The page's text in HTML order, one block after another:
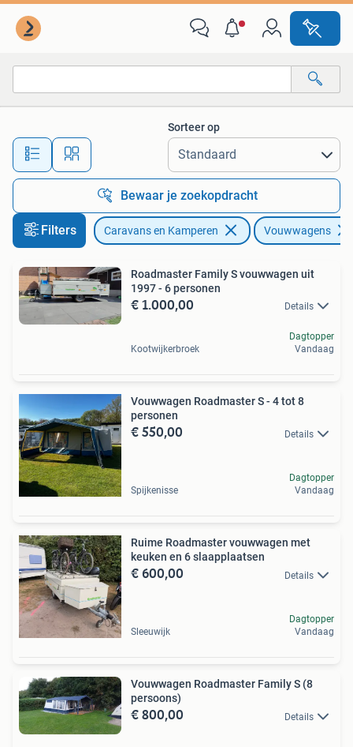
Alle afstanden…
Sorteer op
Bewaar je zoekopdracht
Filters Caravans en Kamperen Vouwwagens
Roadmaster Family S vouwwagen uit
1997 - 6 personen
€ 1.000,00 Details
Kootwijkerbroek
Dagtopper
Vandaag
Vouwwagen Roadmaster S - 4 tot 8
personen
€ 550,00 Details
Spijkenisse
Dagtopper
Vandaag
Ruime Roadmaster vouwwagen met
keuken en 6 slaapplaatsen
€ 600,00 Details
Sleeuwijk
Dagtopper
Vandaag
Vouwwagen Roadmaster Family S (8
persoons)
€ 800,00 Details